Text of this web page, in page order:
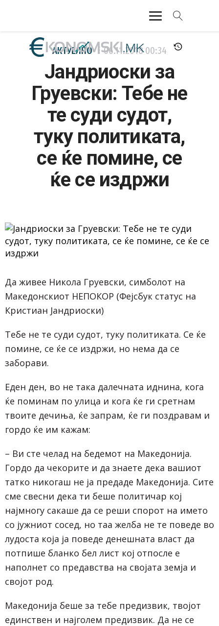
АКТУЕЛНО
ЕКОНОМИЈА
ФИНАНСИИ
БАНКАРСТВО
ЖИВОТ
МОЗАИК
АКТУЕЛНО 06.11.201800:34
Јандриоски за
Груевски: Тебе не
те суди судот,
туку политиката,
се ќе помине, се
ќе се издржи
Да живее Никола Груевски, симболот на
Македонскиот НЕПОКОР (Фејсбук статус на
Кристиан Јандриоски)
Тебе не те суди судот, туку политиката. Се ќе
помине, се ќе се издржи, но нема да се
заборави.
Еден ден, во не така далечната иднина, кога
ќе поминам по улица и кога ќе ги сретнам
твоите дечиња, ќе запрам, ќе ги поздравам и
гордо ќе им кажам:
– Ви сте челад на бедемот на Македонија.
Гордо да чекорите и да знаете дека вашиот
татко никогаш не ја предаде Македонија. Сите
сме свесни дека ти беше политичар кој
најмногу сакаше да се реши спорот на името
со јужниот сосед, но таа желба не те поведе во
лудоста која ја поведе денешната власт да
потпише бланко бел лист кој отпосле е
наполнет со предавства на својата земја и
својот род.
Македонија беше за тебе предизвик, твојот
единствен и најголем предизвик. Да не се